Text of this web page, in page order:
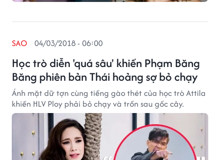
Học trò diễn 'quá sâu' khiến Phạm Băng
Băng phiên bản Thái hoảng sợ bỏ chạy
SAO 04/03/2018 - 06:00
Ánh mặt dữ tợn cùng tiếng gào thét của học trò Attila
khiến HLV Ploy phải bỏ chạy và trốn sau gốc cây.